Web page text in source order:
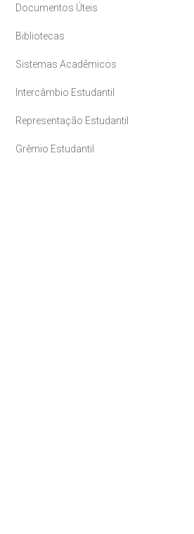
Documentos Úteis
Bibliotecas
Sistemas Acadêmicos
Intercâmbio Estudantil
Representação Estudantil
Grêmio Estudantil